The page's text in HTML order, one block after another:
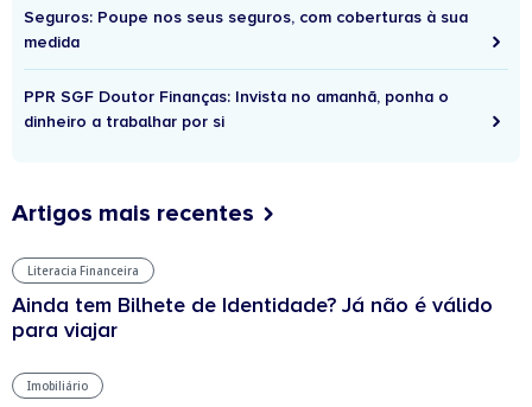
Seguros: Poupe nos seus seguros, com coberturas à sua
medida
PPR SGF Doutor Finanças: Invista no amanhã, ponha o
dinheiro a trabalhar por si
Artigos mais recentes
Literacia Financeira
Ainda tem Bilhete de Identidade? Já não é válido
para viajar
Imobiliário